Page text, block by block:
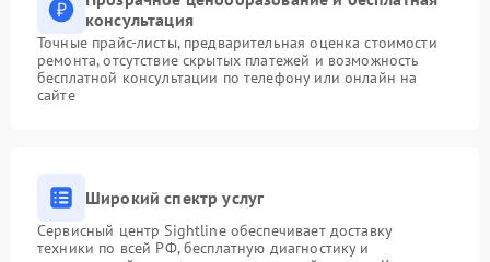
консультация
Точные прайс-листы, предварительная оценка стоимости
ремонта, отсутствие скрытых платежей и возможность
бесплатной консультации по телефону или онлайн на
сайте
Широкий спектр услуг
Сервисный центр Sightline обеспечивает доставку
техники по всей РФ, бесплатную диагностику и